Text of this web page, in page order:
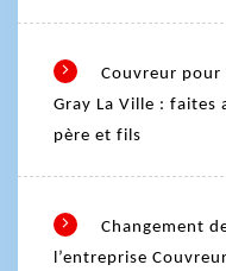
Couvreur pour
Gray La Ville : faites
père et fils
Changement
l’entreprise